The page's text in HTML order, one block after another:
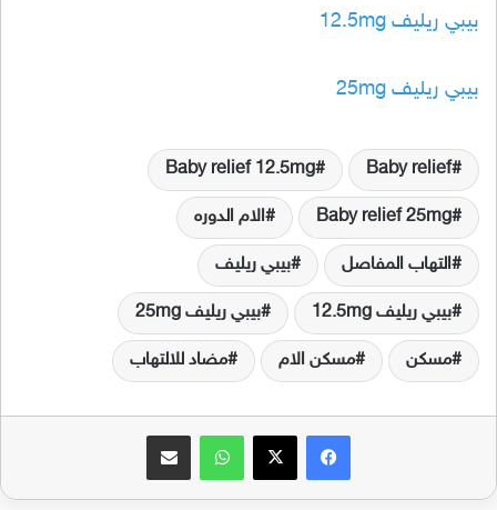
بيبي ريليف 12.5mg
بيبي ريليف 25mg
Baby relief
Baby relief 12.5mg
Baby relief 25mg الام الدوره
التهاب المفاصل بيبي ريليف
بيبي ريليف 12.5mg بيبي ريليف 25mg
مسكن مسكن الام مضاد للالتهاب
فيسبوك واتساب